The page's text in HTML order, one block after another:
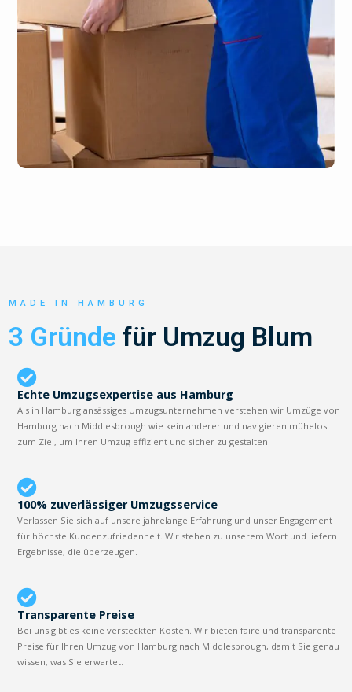
MADE IN HAMBURG
3 Gründe für Umzug Blum
Echte Umzugsexpertise aus Hamburg
Als in Hamburg ansässiges Umzugsunternehmen verstehen wir Umzüge von
Hamburg nach Middlesbrough wie kein anderer und navigieren mühelos
zum Ziel, um Ihren Umzug effizient und sicher zu gestalten.
100% zuverlässiger Umzugsservice
Verlassen Sie sich auf unsere jahrelange Erfahrung und unser Engagement
für höchste Kundenzufriedenheit. Wir stehen zu unserem Wort und liefern
Ergebnisse, die überzeugen.
Transparente Preise
Bei uns gibt es keine versteckten Kosten. Wir bieten faire und transparente
Preise für Ihren Umzug von Hamburg nach Middlesbrough, damit Sie genau
wissen, was Sie erwartet.